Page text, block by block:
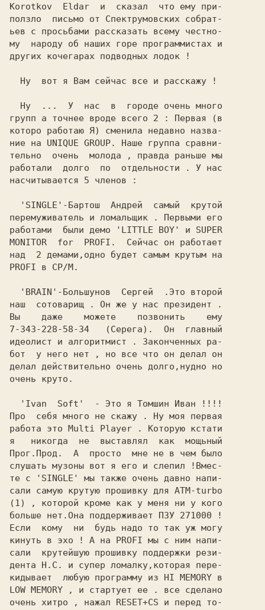
Korotkov  Eldar  и  сказал  что ему при-
ползло  письмо от Спектрумовских собрат-
ьев с просьбами рассказать всему честно-
му  народу об наших горе программистах и
других кочегарах подводных лодок !
групп а точнее вроде всего 2 : Первая (в
которо работаю Я) сменила недaвно назва-
ние на UNIQUE GROUP. Hаше группа сравни-
тельно  очень  молода , правда раньше мы
работали  долго  по  отдельности . У нас
насчитывается 5 членов :
перемуживатель и ломальщик . Первыми его
работами  были демо 'LITTLE BOY' и SUPER
MONITOR  for  PROFI.  Сейчас он работает
над  2 демами,одно будет самым крутым на
PROFI в CP/M.
наш  сотоварищ . Он же у нас президент .
Вы    даже    можете    позвонить    ему
7-343-228-58-34   (Серега).  Он  главный
идеолист и алгоритмист . Законченных ра-
бот  у него нет , но все что он делал он
делал действительно очень долго,нудно но
очень круто.
Про  себя много не скажу . Hу моя первая
работа это Multi Player . Которую кстати
я   никогда  не  выставлял  как  мощьный
Прог.Прод.  А  просто  мне не в чем было
слушать музоны вот я его и слепил !Вмес-
те с 'SINGLE' мы также очень давно напи-
сали самую крутую прошивку для АТМ-turbo
(1) , которой кроме как у меня ни у кого
больше нет.Она поддерживает ПЗУ 271000 !
Если  кому  ни  будь надо то так уж могу
кинуть в эхо ! А на PROFI мы с ним напи-
сали  крутейшую прошивку поддержки рези-
дента H.C. и супер ломалку,которая пере-
кидывает  любую программу из HI MEMORY в
LOW MEMORY , и стартует ее . все сделано
очень хитро , нажал RESET+CS и перед то-